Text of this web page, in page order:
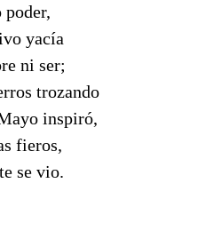
poder,
yacía
ni ser;
trozando
inspiró,
fieros,
se vio.